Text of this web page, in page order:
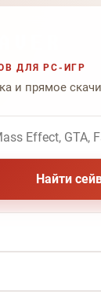
ДЛЯ PC-ИГР
и прямое
игры
Найти